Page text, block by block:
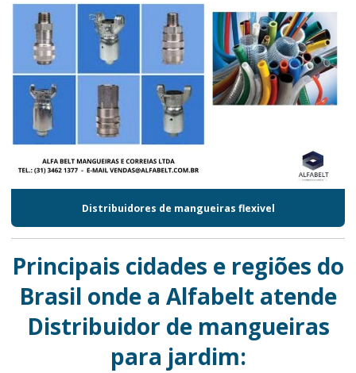
Distribuidores de mangueiras flexivel
Principais cidades e regiões do
Brasil onde a Alfabelt atende
Distribuidor de mangueiras
para jardim: